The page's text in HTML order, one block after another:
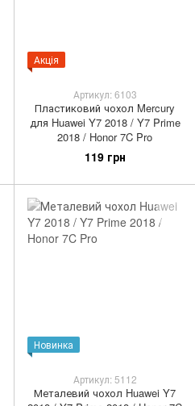
Акція
Артикул: 6103
Пластиковий чохол Mercury
для Huawei Y7 2018 / Y7 Prime
2018 / Honor 7C Pro
119 грн
Новинка
Артикул: 5112
Металевий чохол Huawei Y7